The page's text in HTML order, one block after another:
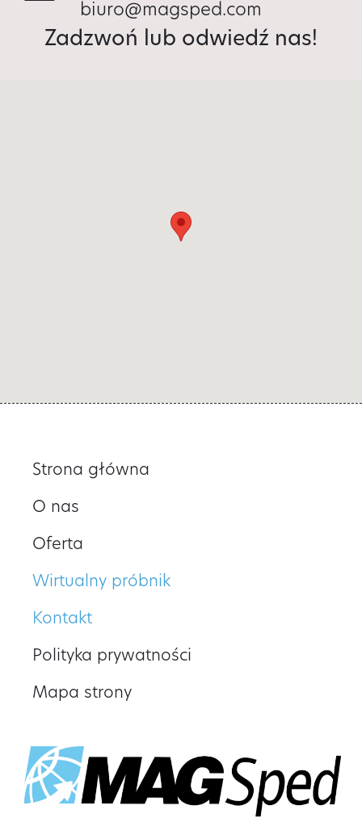
biuro@magsped.com
Zadzwoń lub odwiedź nas!
Strona główna
O nas
Oferta
Wirtualny próbnik
Kontakt
Polityka prywatności
Mapa strony